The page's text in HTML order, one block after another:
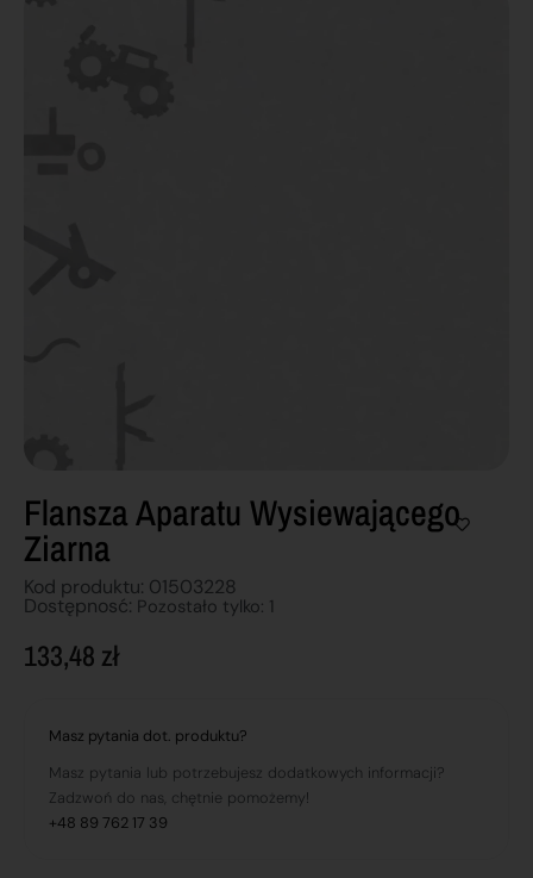
Flansza Aparatu Wysiewającego
Ziarna
Kod produktu: 01503228
Dostępnosć: Pozostało tylko: 1
133,48 zł
Masz pytania dot. produktu?
Masz pytania lub potrzebujesz dodatkowych informacji?
Zadzwoń do nas, chętnie pomożemy!
+48 89 762 17 39